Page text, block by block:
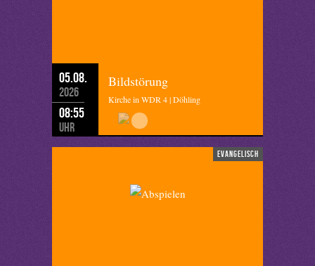
05.08.
2026
08:55
Uhr
Bildstörung
Kirche in WDR 4 | Döhling
evangelisch